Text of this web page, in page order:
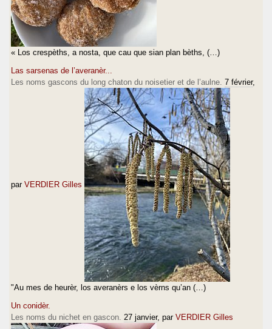
« Los crespèths, a nosta, que cau que sian plan bèths, (…)
Las sarsenas de l’averanèr...
Les noms gascons du long chaton du noisetier et de l’aulne. 7 février,
par VERDIER Gilles
"Au mes de heurèr, los averanèrs e los vèrns qu’an (…)
Un conidèr.
Les noms du nichet en gascon. 27 janvier, par VERDIER Gilles